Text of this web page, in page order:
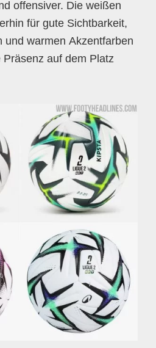
offensiver. Die weißen
für gute Sichtbarkeit,
und warmen Akzentfarben
auf dem Platz